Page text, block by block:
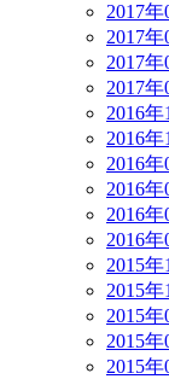
2017
2017
2017
2017
2016
2016
2016
2016
2016
2016
2015
2015
2015
2015
2015